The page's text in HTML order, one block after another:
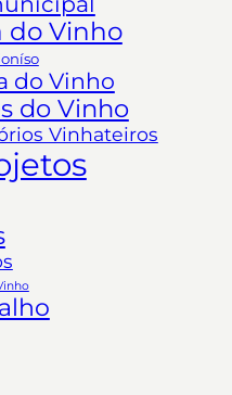
do Vinho
do Vinho
do Vinho
Vinhateiros